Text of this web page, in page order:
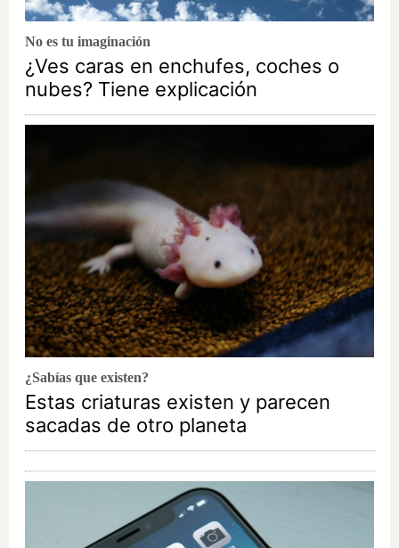
No es tu imaginación
¿Ves caras en enchufes, coches o
nubes? Tiene explicación
¿Sabías que existen?
Estas criaturas existen y parecen
sacadas de otro planeta